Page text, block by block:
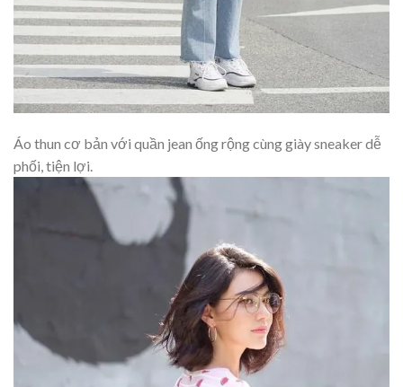
Áo thun cơ bản với quần jean ống rộng cùng giày sneaker dễ
phối, tiện lợi.